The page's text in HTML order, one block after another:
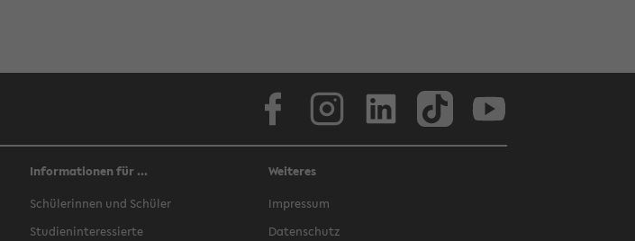
Informationen für ...
Schülerinnen und Schüler
Studieninteressierte
Weiteres
Impressum
Datenschutz